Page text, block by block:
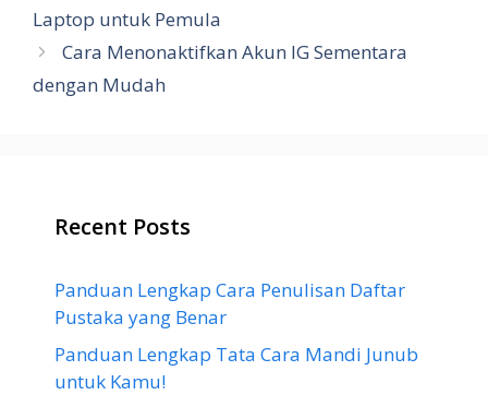
Laptop untuk Pemula
Cara Menonaktifkan Akun IG Sementara
dengan Mudah
Recent Posts
Panduan Lengkap Cara Penulisan Daftar
Pustaka yang Benar
Panduan Lengkap Tata Cara Mandi Junub
untuk Kamu!